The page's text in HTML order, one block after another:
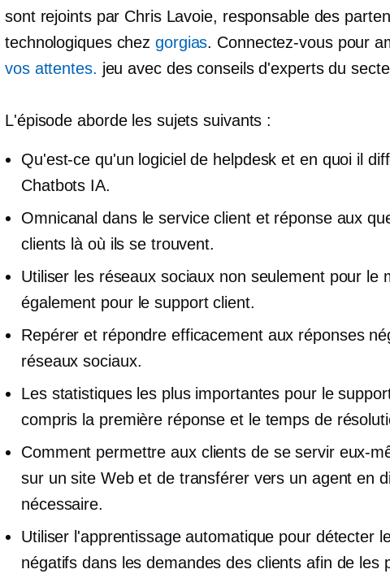
sont rejoints par Chris Lavoie, responsable des
technologiques chez gorgias. Connectez-vous pour
vos attentes. jeu avec des conseils d'experts du
L'épisode aborde les sujets suivants :
Qu'est-ce qu'un logiciel de helpdesk et en quoi il
Chatbots IA.
Omnicanal dans le service client et réponse aux
clients là où ils se trouvent.
Utiliser les réseaux sociaux non seulement pour le
également pour le support client.
Repérer et répondre efficacement aux réponses
réseaux sociaux.
Les statistiques les plus importantes pour le
compris la première réponse et le temps de
Comment permettre aux clients de se servir eux-
sur un site Web et de transférer vers un agent en
nécessaire.
Utiliser l'apprentissage automatique pour détecter
négatifs dans les demandes des clients afin de les